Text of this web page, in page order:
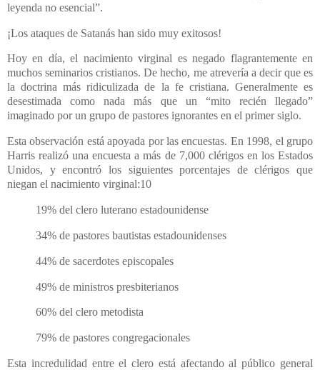
leyenda no esencial”.
¡Los ataques de Satanás han sido muy exitosos!
Hoy en día, el nacimiento virginal es negado flagrantemente en
muchos seminarios cristianos. De hecho, me atrevería a decir que es
la doctrina más ridiculizada de la fe cristiana. Generalmente es
desestimada como nada más que un “mito recién llegado”
imaginado por un grupo de pastores ignorantes en el primer siglo.
Esta observación está apoyada por las encuestas. En 1998, el grupo
Harris realizó una encuesta a más de 7,000 clérigos en los Estados
Unidos, y encontró los siguientes porcentajes de clérigos que
niegan el nacimiento virginal:10
19% del clero luterano estadounidense
34% de pastores bautistas estadounidenses
44% de sacerdotes episcopales
49% de ministros presbiterianos
60% del clero metodista
79% de pastores congregacionales
Esta incredulidad entre el clero está afectando al público general